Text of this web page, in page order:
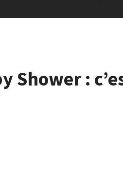
Shower :